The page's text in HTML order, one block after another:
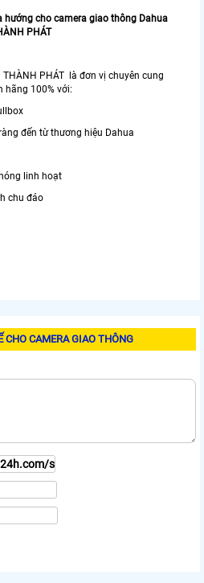
hướng cho camera giao thông Dahua
PHÁT
PHÁT là đơn vị chuyên cung
hãng 100% với:
đến từ thương hiệu Dahua
linh hoạt
chu đáo
CHO CAMERA GIAO THÔNG